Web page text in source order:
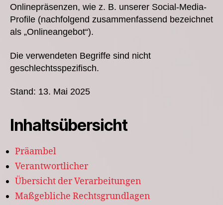
Onlinepräsenzen, wie z. B. unserer Social-Media-
Profile (nachfolgend zusammenfassend bezeichnet
als „Onlineangebot“).
Die verwendeten Begriffe sind nicht
geschlechtsspezifisch.
Stand: 13. Mai 2025
Inhaltsübersicht
Präambel
Verantwortlicher
Übersicht der Verarbeitungen
Maßgebliche Rechtsgrundlagen